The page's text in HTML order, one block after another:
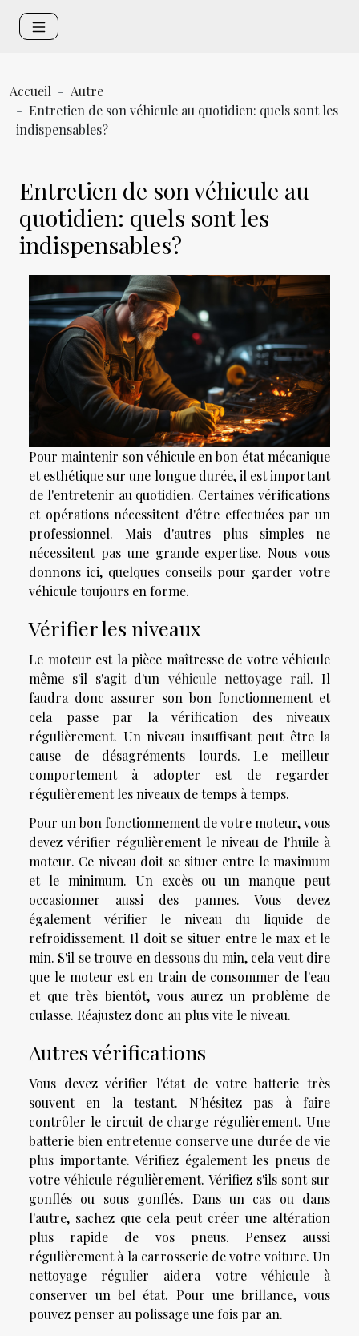
Accueil
Autre
Entretien de son véhicule au quotidien: quels sont les
indispensables?
Entretien de son véhicule au
quotidien: quels sont les
indispensables?
Pour maintenir son véhicule en bon état mécanique
et esthétique sur une longue durée, il est important
de l'entretenir au quotidien. Certaines vérifications
et opérations nécessitent d'être effectuées par un
professionnel. Mais d'autres plus simples ne
nécessitent pas une grande expertise. Nous vous
donnons ici, quelques conseils pour garder votre
véhicule toujours en forme.
Vérifier les niveaux
Le moteur est la pièce maîtresse de votre véhicule
même s'il s'agit d'un véhicule nettoyage rail. Il
faudra donc assurer son bon fonctionnement et
cela passe par la vérification des niveaux
régulièrement. Un niveau insuffisant peut être la
cause de désagréments lourds. Le meilleur
comportement à adopter est de regarder
régulièrement les niveaux de temps à temps.
Pour un bon fonctionnement de votre moteur, vous
devez vérifier régulièrement le niveau de l'huile à
moteur. Ce niveau doit se situer entre le maximum
et le minimum. Un excès ou un manque peut
occasionner aussi des pannes. Vous devez
également vérifier le niveau du liquide de
refroidissement. Il doit se situer entre le max et le
min. S'il se trouve en dessous du min, cela veut dire
que le moteur est en train de consommer de l'eau
et que très bientôt, vous aurez un problème de
culasse. Réajustez donc au plus vite le niveau.
Autres vérifications
Vous devez vérifier l'état de votre batterie très
souvent en la testant. N'hésitez pas à faire
contrôler le circuit de charge régulièrement. Une
batterie bien entretenue conserve une durée de vie
plus importante. Vérifiez également les pneus de
votre véhicule régulièrement. Vérifiez s'ils sont sur
gonflés ou sous gonflés. Dans un cas ou dans
l'autre, sachez que cela peut créer une altération
plus rapide de vos pneus. Pensez aussi
régulièrement à la carrosserie de votre voiture. Un
nettoyage régulier aidera votre véhicule à
conserver un bel état. Pour une brillance, vous
pouvez penser au polissage une fois par an.